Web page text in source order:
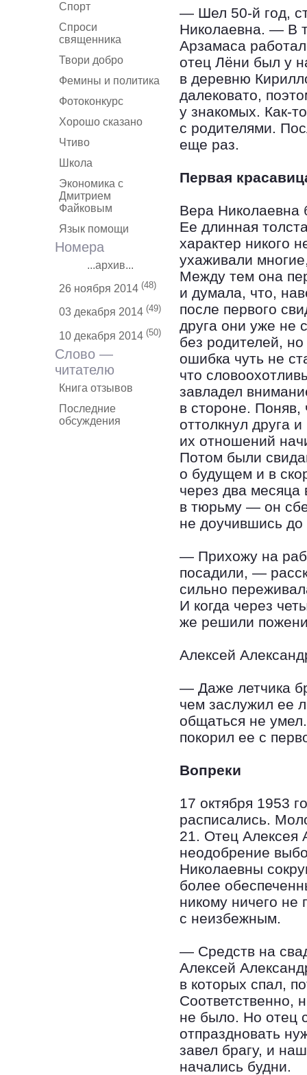
Спорт
Спроси
священника
Твори добро
Фемины и политика
Фотоконкурс
Хорошо сказано
Чтиво
Школа
Экономика с
Дмитрием
Файковым
Язык помощи
Номера
...архив...
26 ноября 2014 (48)
03 декабря 2014 (49)
10 декабря 2014 (50)
Слово —
читателю
Книга отзывов
Последние
обсуждения
— Шел 50-й год,
Николаевна. — В
Арзамаса
отец Лёни был у
в деревню
далековато,
у знакомых. Как-
с родителями.
еще раз.
Первая
Вера Николаевна
Ее длинная
характер никого
ухаживали
Между тем она
и думала, что,
после первого
друга они уже не
без родителей,
ошибка чуть не
что
завладел
в стороне. Поняв,
оттолкнул друга
их отношений
Потом были
о будущем и в
через два месяца
в тюрьму — он
не доучившись до
— Прихожу на
посадили, —
сильно
И когда через
же решили
Алексей
— Даже летчика
чем заслужил ее
общаться не
покорил ее с
Вопреки
17 октября 1953
расписались.
21. Отец Алексея
неодобрение
Николаевны
более
никому ничего не
с неизбежным.
— Средств на
Алексей
в которых спал,
Соответственно,
не было. Но отец
отпраздновать
завел брагу, и
начались будни.